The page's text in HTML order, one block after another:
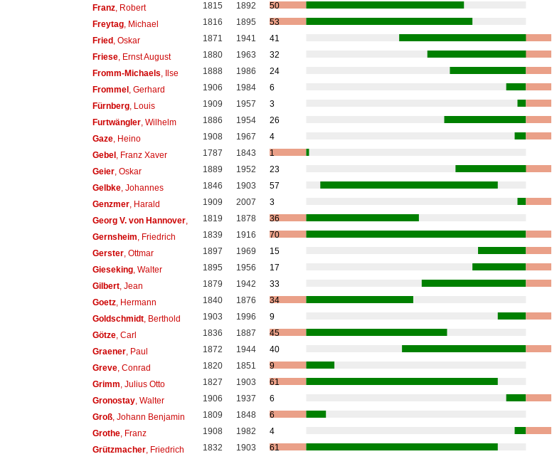
Franz, Robert 1815 1892
50
Freytag, Michael 1816 1895
53
Fried, Oskar 1871 1941
41
Friese, Ernst August 1880 1963
32
Fromm-Michaels , Ilse 1888 1986
24
Frommel, Gerhard 1906 1984
6
Fürnberg, Louis 1909 1957
3
Furtwängler, Wilhelm 1886 1954
26
Gaze, Heino 1908 1967
4
Gebel, Franz Xaver 1787 1843
1
Geier, Oskar 1889 1952
23
Gelbke, Johannes 1846 1903
57
Genzmer, Harald 1909 2007
3
Georg V. von Hannover, 1819 1878
36
Gernsheim , Friedrich 1839 1916
70
Gerster, Ottmar 1897 1969
15
Gieseking, Walter 1895 1956
17
Gilbert, Jean 1879 1942
33
Goetz, Hermann 1840 1876
34
Goldschmidt, Berthold 1903 1996
9
Götze, Carl 1836 1887
45
Graener, Paul 1872 1944
40
Greve, Conrad 1820 1851
9
Grimm , Julius Otto 1827 1903
61
Gronostay, Walter 1906 1937
6
Groß, Johann Benjamin 1809 1848
6
Grothe, Franz 1908 1982
4
Grützmacher, Friedrich 1832 1903 61